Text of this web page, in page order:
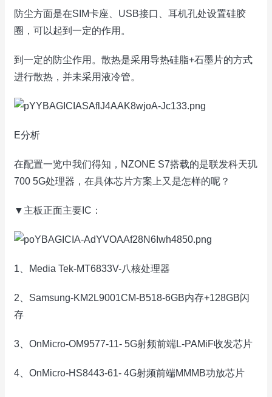
防尘方面是在SIM卡座、USB接口、耳机孔处设置硅胶
圈，可以起到一定的作用。
到一定的防尘作用。散热是采用导热硅脂+石墨片的方式
进行散热，并未采用液冷管。
E分析
在配置一览中我们得知，NZONE S7搭载的是联发科天玑
700 5G处理器，在具体芯片方案上又是怎样的呢？
▼主板正面主要IC：
1、Media Tek-MT6833V-八核处理器
2、Samsung-KM2L9001CM-B518-6GB内存+128GB闪
存
3、OnMicro-OM9577-11- 5G射频前端L-PAMiF收发芯片
4、OnMicro-HS8443-61- 4G射频前端MMMB功放芯片